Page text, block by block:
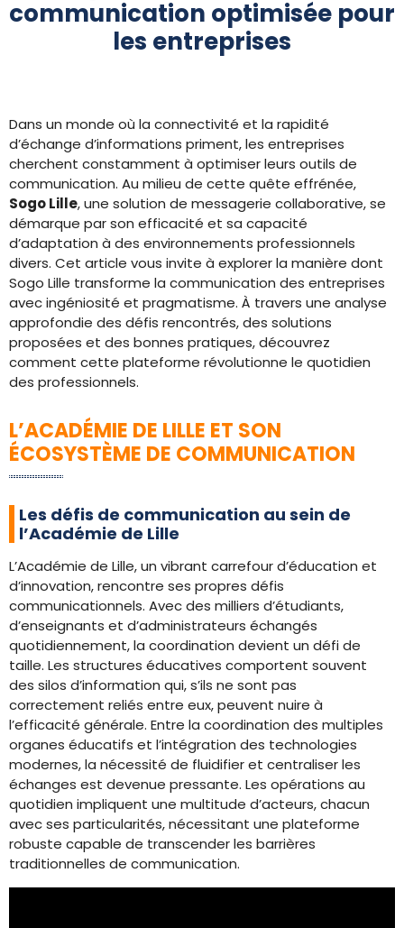
communication optimisée pour
les entreprises
Dans un monde où la connectivité et la rapidité
d’échange d’informations priment, les entreprises
cherchent constamment à optimiser leurs outils de
communication. Au milieu de cette quête effrénée,
Sogo Lille, une solution de messagerie collaborative, se
démarque par son efficacité et sa capacité
d’adaptation à des environnements professionnels
divers. Cet article vous invite à explorer la manière dont
Sogo Lille transforme la communication des entreprises
avec ingéniosité et pragmatisme. À travers une analyse
approfondie des défis rencontrés, des solutions
proposées et des bonnes pratiques, découvrez
comment cette plateforme révolutionne le quotidien
des professionnels.
L’ACADÉMIE DE LILLE ET SON
ÉCOSYSTÈME DE COMMUNICATION
Les défis de communication au sein de
l’Académie de Lille
L’Académie de Lille, un vibrant carrefour d’éducation et
d’innovation, rencontre ses propres défis
communicationnels. Avec des milliers d’étudiants,
d’enseignants et d’administrateurs échangés
quotidiennement, la coordination devient un défi de
taille. Les structures éducatives comportent souvent
des silos d’information qui, s’ils ne sont pas
correctement reliés entre eux, peuvent nuire à
l’efficacité générale. Entre la coordination des multiples
organes éducatifs et l’intégration des technologies
modernes, la nécessité de fluidifier et centraliser les
échanges est devenue pressante. Les opérations au
quotidien impliquent une multitude d’acteurs, chacun
avec ses particularités, nécessitant une plateforme
robuste capable de transcender les barrières
traditionnelles de communication.